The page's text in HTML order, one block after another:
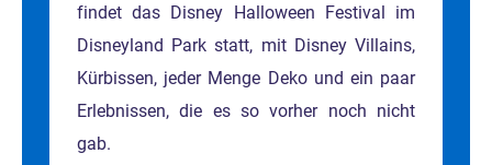
findet das Disney Halloween Festival im
Disneyland Park statt, mit Disney Villains,
Kürbissen, jeder Menge Deko und ein paar
Erlebnissen, die es so vorher noch nicht
gab.